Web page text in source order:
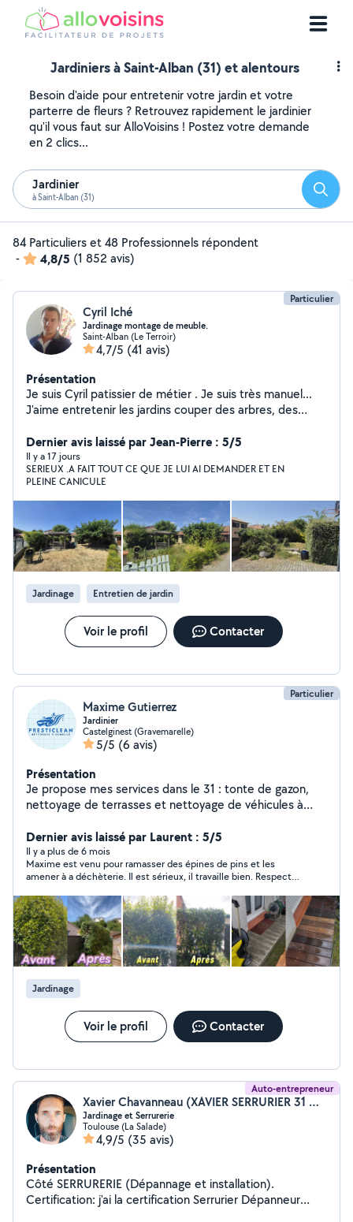
Jardiniers à Saint-Alban (31) et alentours
Besoin d'aide pour entretenir votre jardin et votre
parterre de fleurs ? Retrouvez rapidement le jardinier
qu'il vous faut sur AlloVoisins ! Postez votre demande
en 2 clics...
Jardinier
à Saint-Alban (31)
84 Particuliers et 48 Professionnels répondent
-
4,8/5 (1 852 avis)
Particulier
Cyril Iché
Jardinage montage de meuble.
Saint-Alban (Le Terroir)
4,7/5 (41 avis)
Présentation
Je suis Cyril patissier de métier . Je suis très manuel...
J'aime entretenir les jardins couper des arbres, des
également des meubles. N'hésitez pas à me contacter
pour ces services..
Dernier avis laissé par Jean-Pierre : 5/5
Il y a 17 jours
SERIEUX .A FAIT TOUT CE QUE JE LUI AI DEMANDER ET EN
PLEINE CANICULE
Jardinage Entretien de jardin
Voir le profil Contacter
Particulier
Maxime Gutierrez
Jardinier
Castelginest (Gravemarelle)
5/5 (6 avis)
Présentation
Je propose mes services dans le 31 : tonte de gazon,
nettoyage de terrasses et nettoyage de véhicules à
toujours avec le souci de bien faire. À bientôt !
Dernier avis laissé par Laurent : 5/5
Il y a plus de 6 mois
Maxime est venu pour ramasser des épines de pins et les
amener à a déchèterie. Il est sérieux, il travaille bien. Respect
prévues. Il prends 20€ de l’heure. Je recommande.
Jardinage
Voir le profil Contacter
Auto-entrepreneur
Xavier Chavanneau (XAVIER SERRURIER 31 DEPANNAGE MULTISERVICES)
Jardinage et Serrurerie
Toulouse (La Salade)
4,9/5 (35 avis)
Présentation
Côté SERRURERIE (Dépannage et installation).
Certification: j'ai la certification Serrurier Dépanneur